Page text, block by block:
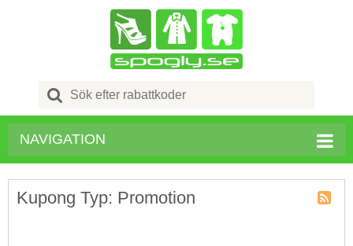
Search
for:
NAVIGATION
Kupong Typ: Promotion